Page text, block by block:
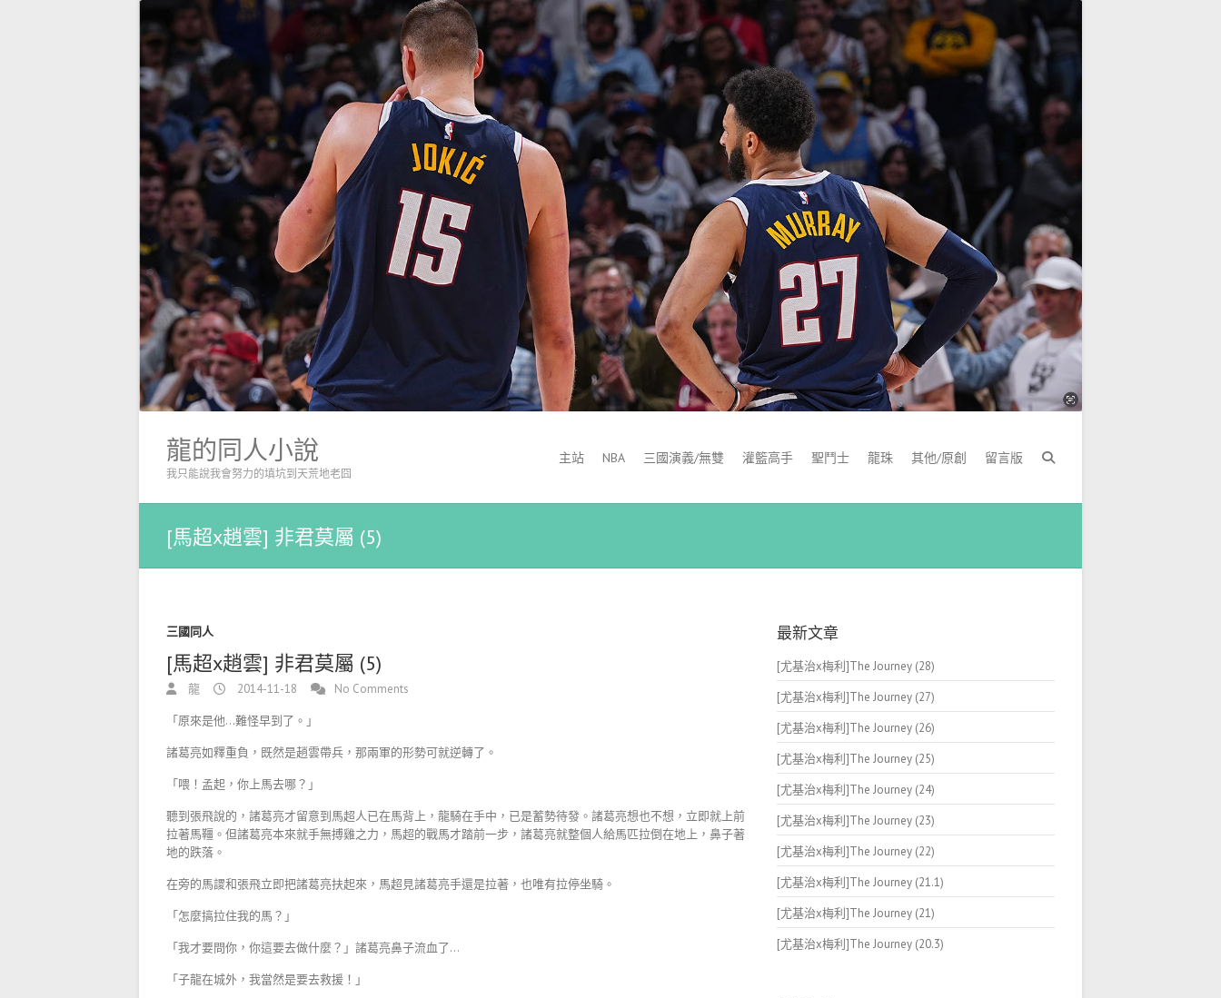
龍的同人小說
我只能說我會努力的填坑到天荒地老囧
主站 NBA 三國演義/無雙 灌籃高手 聖鬥士 龍珠 其他/原創 留言版
[馬超x趙雲] 非君莫屬 (5)
三國同人
[馬超x趙雲] 非君莫屬 (5)
龍 2014-11-18 No Comments
「原來是他…難怪早到了。」
諸葛亮如釋重負，既然是趙雲帶兵，那兩軍的形勢可就逆轉了。
「喂！孟起，你上馬去哪？」
聽到張飛說的，諸葛亮才留意到馬超人已在馬背上，龍騎在手中，已是蓄勢待發。諸葛亮想也不想，立即就上前
拉著馬韁。但諸葛亮本來就手無搏雞之力，馬超的戰馬才踏前一步，諸葛亮就整個人給馬匹拉倒在地上，鼻子著
地的跌落。
在旁的馬謖和張飛立即把諸葛亮扶起來，馬超見諸葛亮手還是拉著，也唯有拉停坐騎。
「怎麼搞拉住我的馬？」
「我才要問你，你這要去做什麼？」諸葛亮鼻子流血了…
「子龍在城外，我當然是要去救援！」
最新文章
[尤基治x梅利]The Journey (28)
[尤基治x梅利]The Journey (27)
[尤基治x梅利]The Journey (26)
[尤基治x梅利]The Journey (25)
[尤基治x梅利]The Journey (24)
[尤基治x梅利]The Journey (23)
[尤基治x梅利]The Journey (22)
[尤基治x梅利]The Journey (21.1)
[尤基治x梅利]The Journey (21)
[尤基治x梅利]The Journey (20.3)